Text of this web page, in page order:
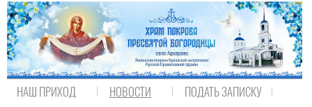
НАШ ПРИХОД НОВОСТИ ПОДАТЬ ЗАПИСКУ